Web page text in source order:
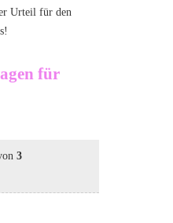
Urteil für den
für
3